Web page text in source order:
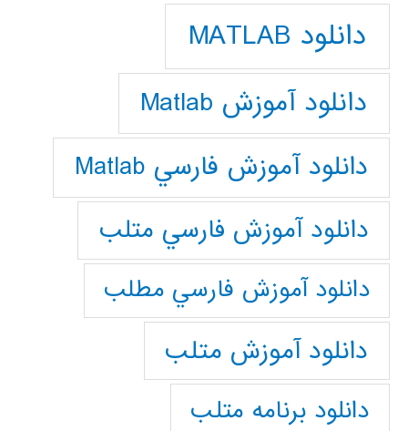
دانلود MATLAB
دانلود آموزش Matlab
دانلود آموزش فارسي Matlab
دانلود آموزش فارسي متلب
دانلود آموزش فارسي مطلب
دانلود آموزش متلب
دانلود برنامه متلب